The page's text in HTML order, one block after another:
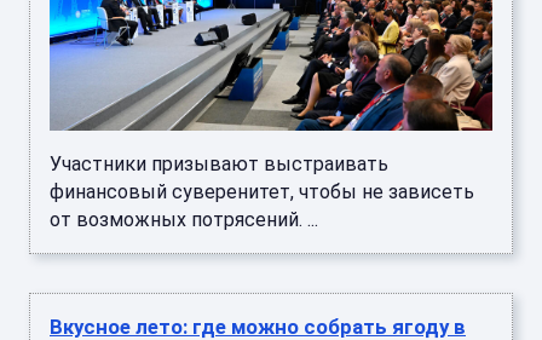
Участники призывают выстраивать
финансовый суверенитет, чтобы не зависеть
от возможных потрясений. ...
Вкусное лето: где можно собрать ягоду в